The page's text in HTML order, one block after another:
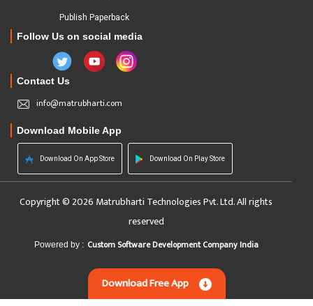
Publish Paperback
Follow Us on social media
Contact Us
info@matrubharti.com
Download Mobile App
Download On App Store Download On Play Store
Copyright © 2026 Matrubharti Technologies Pvt. Ltd. All rights
reserved
Powered by : Custom Software Development Company India
Download Free App